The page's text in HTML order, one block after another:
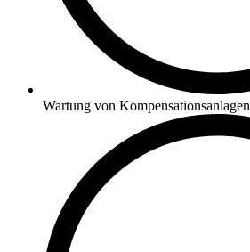
Wartung von Kompensationsanlagen